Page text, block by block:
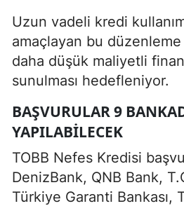
Uzun vadeli kredi
amaçlayan bu
daha düşük maliyetli
sunulması hedefleniyor.
BAŞVURULAR 9
YAPILABILECEK
TOBB Nefes Kredisi
DenizBank, QNB Bank,
Türkiye Garanti Bankası,